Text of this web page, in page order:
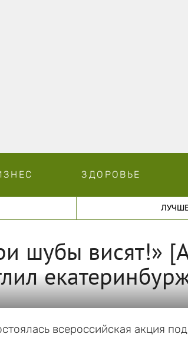
ЗДОРОВЬЕ
шубы висят!»
всероссийская акция